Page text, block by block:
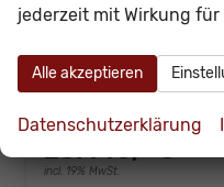
sofort lieferbar Neuwagen
Fahrzeugnr. 60482
Kraftstoff Benzin
23.440,– €
incl. 19% MwSt.
jederzeit mit Wirkung
Alle akzeptieren
Datenschutzerklärung